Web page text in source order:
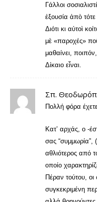
Γάλλοι
ἐξουσία ἀπὸ τότε
Διότι κι αὐτοὶ
μὲ «παροχές»
μαθαίνει,
Δίκαιο εἶναι.
Σπ.
Πολλή φόρα
Κατ’ αρχάς, ο -
σας
αθλιότερος από
οποίο
Πέραν τούτου, οι
συγκεκριμένη